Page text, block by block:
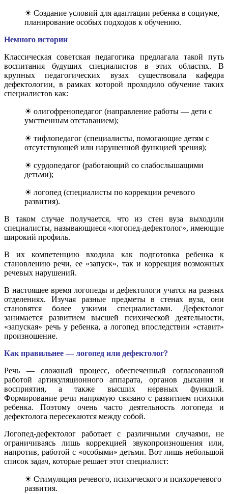
☀ Создание условий для адаптации ребенка в социуме,
планирование особых подходов к обучению.
Немного истории
Классическая советская педагогика предлагала такой путь
воспитания будущих специалистов в этих областях. В
крупных педагогических вузах существовала кафедра
дефектологии, в рамках которой проходило обучение таких
специалистов как:
☀ олигофренопедагог (направление работы — дети с
умственным отставанием);
☀ тифлопедагог (специалисты, помогающие детям с
отсутствующей или нарушенной функцией зрения);
☀ сурдопедагог (работающий со слабослышащими
детьми);
☀ логопед (специалисты по коррекции речевого
развития).
В таком случае получается, что из стен вуза выходили
специалисты, называющиеся «логопед-дефектолог», имеющие
широкий профиль.
В их компетенцию входила как подготовка ребенка к
становлению речи, ее «запуск», так и коррекция возможных
речевых нарушений.
В настоящее время логопеды и дефектологи учатся на разных
отделениях. Изучая разные предметы в стенах вуза, они
становятся более узкими специалистами. Дефектолог
занимается развитием высшей психической деятельности,
«запуская» речь у ребенка, а логопед впоследствии «ставит»
произношение.
Как правильнее — логопед или дефектолог?
Речь — сложный процесс, обеспеченный согласованной
работой артикуляционного аппарата, органов дыхания и
восприятия, а также высших нервных функций.
Формирование речи напрямую связано с развитием психики
ребенка. Поэтому очень часто деятельность логопеда и
дефектолога пересекаются между собой.
Логопед-дефектолог работает с различными случаями, не
ограничиваясь лишь коррекцией звукопроизношения или,
напротив, работой с «особыми» детьми. Вот лишь небольшой
список задач, которые решает этот специалист:
☀ Стимуляция речевого, психического и психоречевого
развития.